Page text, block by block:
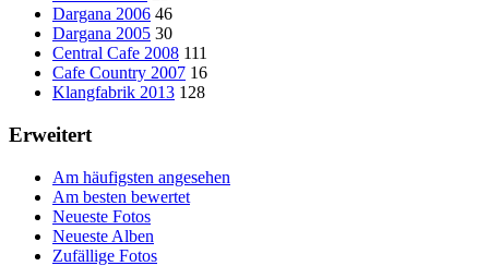
Dargana 2006 46
Dargana 2005 30
Central Cafe 2008 111
Cafe Country 2007 16
Klangfabrik 2013 128
Erweitert
Am häufigsten angesehen
Am besten bewertet
Neueste Fotos
Neueste Alben
Zufällige Fotos